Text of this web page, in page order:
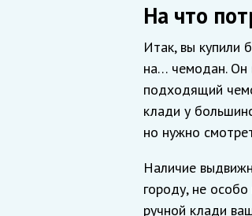
На что
Итак, вы купили
на… чемодан. Он
подходящий
клади у
но нужно
Наличие
городу, не
ручной клади